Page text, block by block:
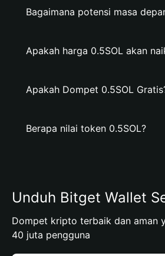
Bagaimana potensi masa
Apakah harga 0.5SOL akan
Apakah Dompet 0.5SOL
Berapa nilai token 0.5SOL?
Unduh Bitget Wallet
Dompet kripto terbaik dan aman
40 juta pengguna